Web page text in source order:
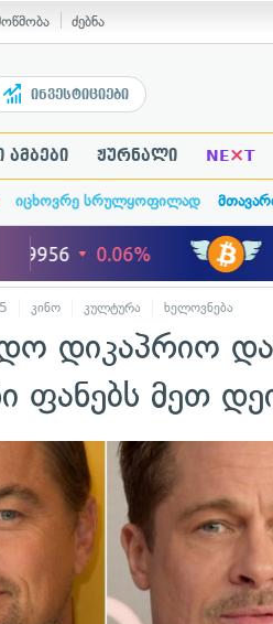
ძებნა
ინვესტიციები
ამბები ჟურნალი NE×T
იცხოვრე სრულყოფილად
კინო კულტურა ხელოვნება
დიკაპრიო და
ფანებს მეთ